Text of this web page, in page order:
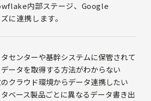
内部ステージ、Google
に連携します。
センターや基幹システムに保管されて
ータを取得する方法がわからない
クラウド環境からデータ連携したい
ベース製品ごとに異なるデータ書き出